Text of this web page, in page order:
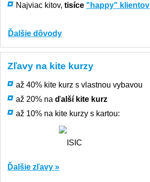
Najviac kitov, tisíce "happy" klientov
Ďalšie dôvody
Zľavy na kite kurzy
až 40% kite kurz s vlastnou vybavou
až 20% na ďalší kite kurz
až 10% na kite kurzy s kartou:
Ďalšie zľavy »